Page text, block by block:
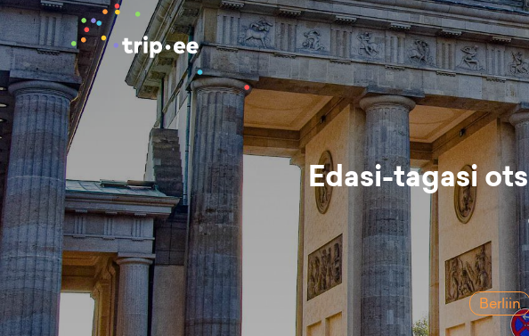
Edasi-tagasi
Berliin